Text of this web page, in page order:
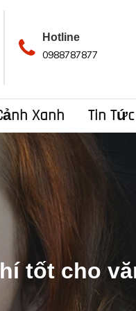
Hotline
0988787877
Xanh Tin Tức
tốt cho